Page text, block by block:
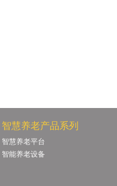
智慧养老产品系列
智慧养老平台
智能养老设备